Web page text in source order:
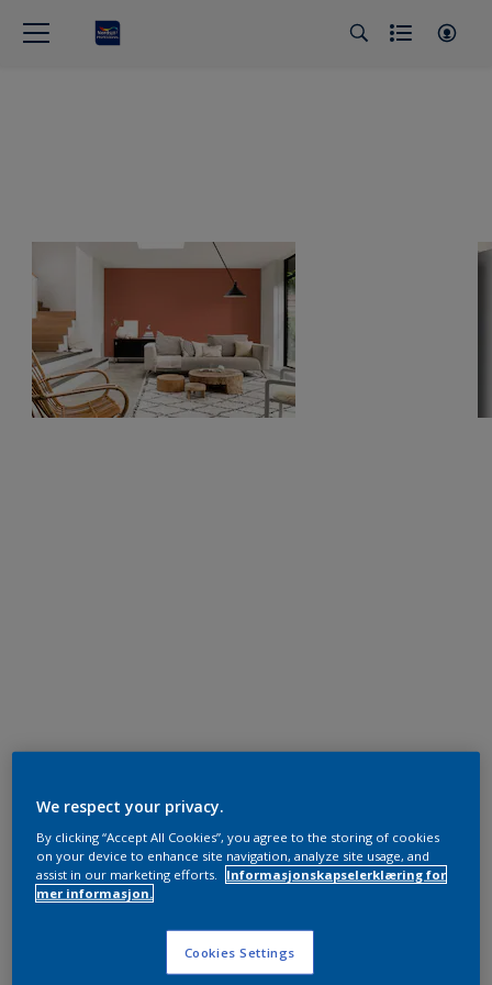
We respect your privacy.
By clicking “Accept All Cookies”, you agree to the storing of cookies
on your device to enhance site navigation, analyze site usage, and
assist in our marketing efforts.
Informasjonskapselerklæring for
mer informasjon.
Cookies Settings